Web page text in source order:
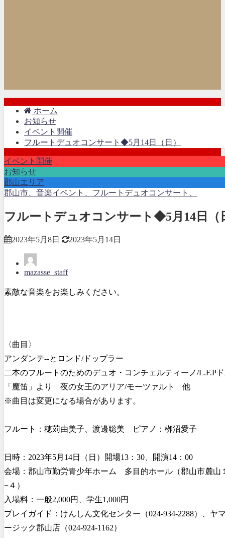
ホーム
お知らせ
イベント開催
フルートデュオコンサート◆5月14日（日）
イベント開催
お知らせ
郡山エリア
郡山市、音楽イベント、フルートデュオコンサート、
フルートデュオコンサート◆5月14日（
2023年5月8日 2023年5月14日
mazasse_staff
素敵な音楽をお楽しみください。
〈曲目〉
アンダンテ--とロンド/ドップラー
二本のフルートのためのデュオ・コンチェルティーノ/L.F.P
「魔笛」より 夜の女王のアリア/モーツァルト 他
※曲目は変更になる場合があります。
フルート：穂苅由美子、渡邊聡美 ピアノ：栁沼愛子
日時：2023年5月14日（日）開場13：30、開演14：00
会場：郡山市勤労青少年ホーム 多目的ホール（郡山市麓山
−４）
入場料：一般2,000円、学生1,000円
プレイガイド：けんしん文化センター（024-934-2288）、ヤ
ージック郡山店（024-924-1162）